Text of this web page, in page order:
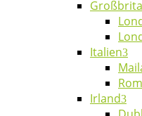
Italien
Rom
Irland